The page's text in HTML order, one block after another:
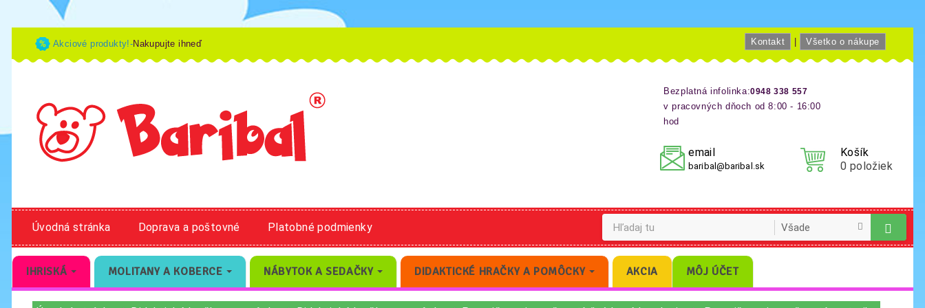
Akciové produkty!-Nakupujte ihneď Kontakt Všetko o nákupe
Bezplatná infolinka:0948 338 557
v pracovných dňoch od 8:00 - 16:00
hod
Košík
0 položiek
email
baribal@baribal.sk
Úvodná stránka Doprava a poštovné Platobné podmienky
IHRISKÁ MOLITANY A KOBERCE NÁBYTOK A SEDAČKY DIDAKTICKÉ HRAČKY A POMÔCKY AKCIA MÔJ ÚČET